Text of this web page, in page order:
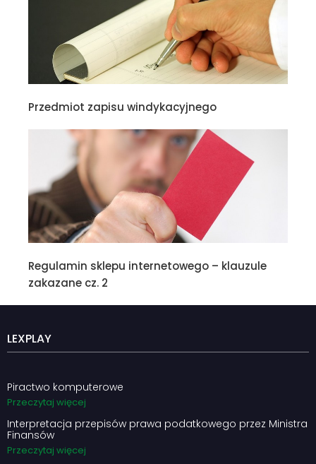
Przedmiot zapisu windykacyjnego
Regulamin sklepu internetowego – klauzule
zakazane cz. 2
LEXPLAY
Piractwo komputerowe
Przeczytaj więcej
Interpretacja przepisów prawa podatkowego przez Ministra
Finansów
Przeczytaj więcej